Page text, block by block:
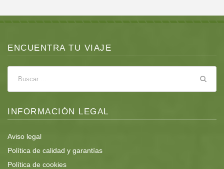
ENCUENTRA TU VIAJE
INFORMACIÓN LEGAL
Aviso legal
Política de calidad y garantías
Política de cookies